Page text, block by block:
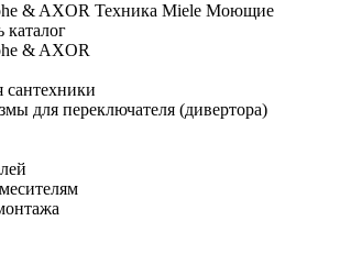
& AXOR Техника Miele Моющие
каталог
& AXOR
для переключателя (дивертора)